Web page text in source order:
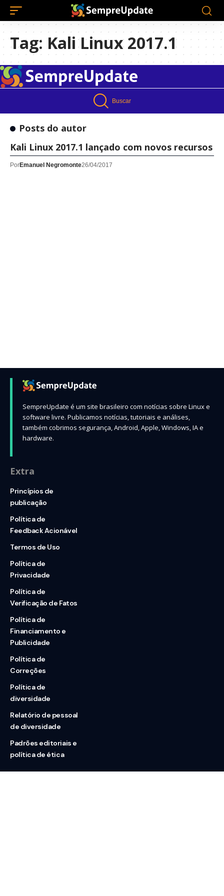
Tag: Kali Linux 2017.1
Buscar
Posts do autor
Kali Linux 2017.1 lançado com novos recursos
PorEmanuel Negromonte26/04/2017
SempreUpdate é um site brasileiro com notícias sobre Linux e
software livre. Publicamos notícias, tutoriais e análises,
também cobrimos segurança, Android, Apple, Windows, IA e
hardware.
Extra
Princípios de
publicação
Política de
Feedback Acionável
Termos de Uso
Política de
Privacidade
Política de
Verificação de Fatos
Política de
Financiamento e
Publicidade
Política de
Correções
Política de
diversidade
Relatório de pessoal
de diversidade
Padrões editoriais e
política de ética